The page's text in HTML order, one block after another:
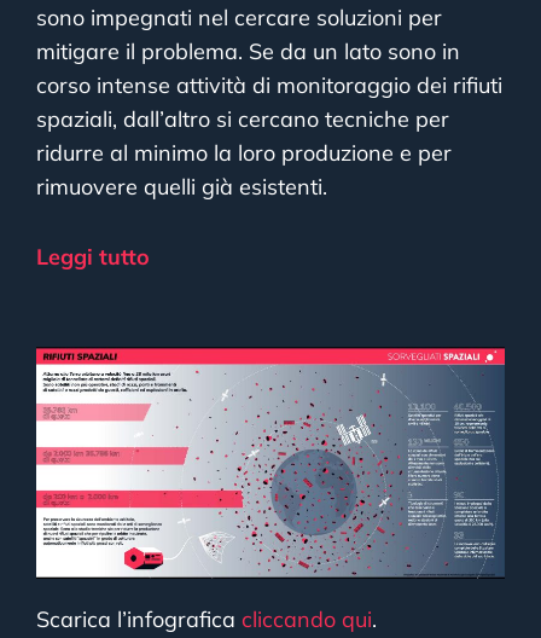
sono impegnati nel cercare soluzioni per
mitigare il problema. Se da un lato sono in
corso intense attività di monitoraggio dei rifiuti
spaziali, dall’altro si cercano tecniche per
ridurre al minimo la loro produzione e per
rimuovere quelli già esistenti.
Leggi tutto
Scarica l’infografica cliccando qui.